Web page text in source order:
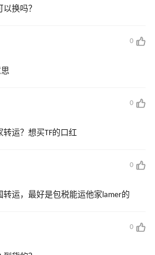
以换吗？
0
思
0
运？想买TF的口红
0
转运，最好是包税能运他家lamer的
0